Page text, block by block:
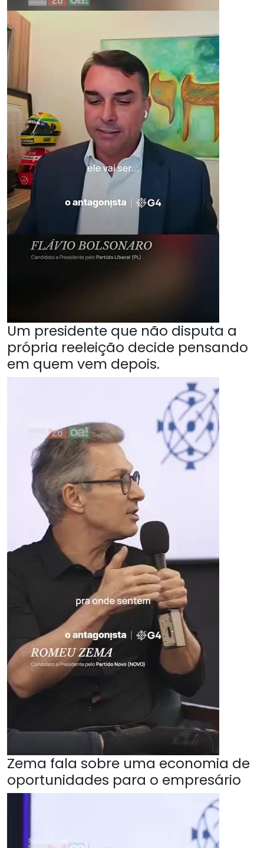
Um presidente que não disputa a
própria reeleição decide pensando
em quem vem depois.
Zema fala sobre uma economia de
oportunidades para o empresário